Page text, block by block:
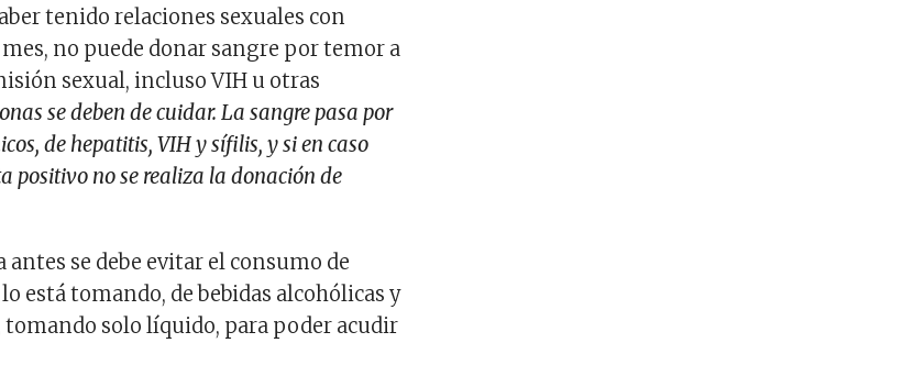
tenido relaciones sexuales con
no puede donar sangre por temor a
sexual, incluso VIH u otras
se deben de cuidar. La sangre pasa por
de hepatitis, VIH y sífilis, y si en caso
positivo no se realiza la donación de
antes se debe evitar el consumo de
está tomando, de bebidas alcohólicas y
tomando solo líquido, para poder acudir